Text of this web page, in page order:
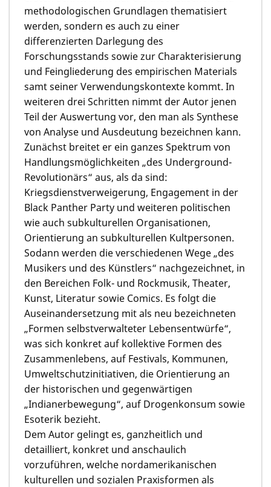
methodologischen Grundlagen thematisiert
werden, sondern es auch zu einer
differenzierten Darlegung des
Forschungsstands sowie zur Charakterisierung
und Feingliederung des empirischen Materials
samt seiner Verwendungskontexte kommt. In
weiteren drei Schritten nimmt der Autor jenen
Teil der Auswertung vor, den man als Synthese
von Analyse und Ausdeutung bezeichnen kann.
Zunächst breitet er ein ganzes Spektrum von
Handlungsmöglichkeiten „des Underground-
Revolutionärs“ aus, als da sind:
Kriegsdienstverweigerung, Engagement in der
Black Panther Party und weiteren politischen
wie auch subkulturellen Organisationen,
Orientierung an subkulturellen Kultpersonen.
Sodann werden die verschiedenen Wege „des
Musikers und des Künstlers“ nachgezeichnet, in
den Bereichen Folk- und Rockmusik, Theater,
Kunst, Literatur sowie Comics. Es folgt die
Auseinandersetzung mit als neu bezeichneten
„Formen selbstverwalteter Lebensentwürfe“,
was sich konkret auf kollektive Formen des
Zusammenlebens, auf Festivals, Kommunen,
Umweltschutzinitiativen, die Orientierung an
der historischen und gegenwärtigen
„Indianerbewegung“, auf Drogenkonsum sowie
Esoterik bezieht.
Dem Autor gelingt es, ganzheitlich und
detailliert, konkret und anschaulich
vorzuführen, welche nordamerikanischen
kulturellen und sozialen Praxisformen als